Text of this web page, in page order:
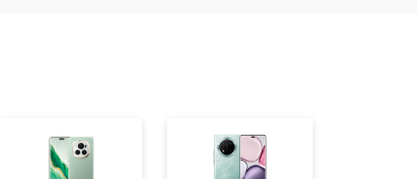
от 1400 ₽ Заказать